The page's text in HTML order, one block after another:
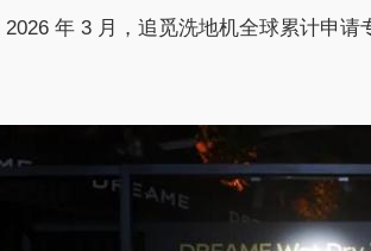
年 3 月，追觅洗地机全球累计申